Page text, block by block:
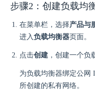
步骤2：创建负载均
在菜单栏，选择产品与
进入负载均衡器页面。
点击创建 ，创建一个负
为负载均衡器绑定公网
所创建的私有网络。